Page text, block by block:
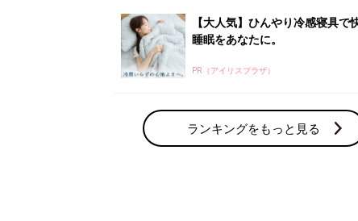
赤ちゃん・育児の人気テーマ
育児日記・マンガ